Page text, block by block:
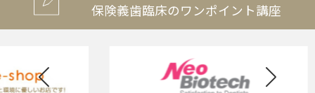
保険義歯臨床のワンポイント講座